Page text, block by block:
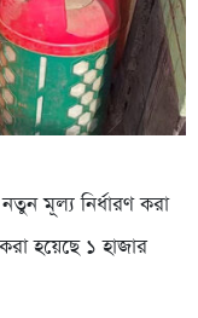
মূল্য নির্ধারণ করা
হয়েছে ১ হাজার